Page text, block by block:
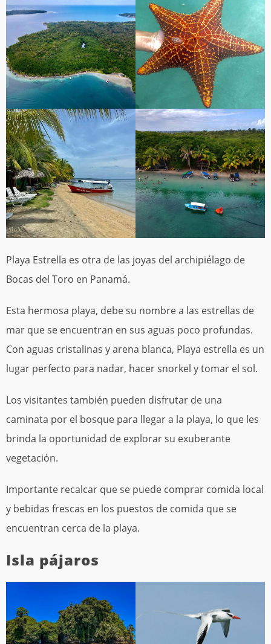
Playa Estrella es otra de las joyas del archipiélago de
Bocas del Toro en Panamá.
Esta hermosa playa, debe su nombre a las estrellas de
mar que se encuentran en sus aguas poco profundas.
Con aguas cristalinas y arena blanca, Playa estrella es un
lugar perfecto para nadar, hacer snorkel y tomar el sol.
Los visitantes también pueden disfrutar de una
caminata por el bosque para llegar a la playa, lo que les
brinda la oportunidad de explorar su exuberante
vegetación.
Importante recalcar que se puede comprar comida local
y bebidas frescas en los puestos de comida que se
encuentran cerca de la playa.
Isla pájaros